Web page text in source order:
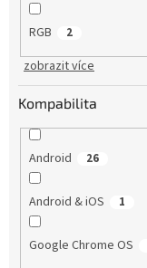
RGB 2
zobrazit více
Kompabilita
Android 26
Android & iOS 1
Google Chrome OS